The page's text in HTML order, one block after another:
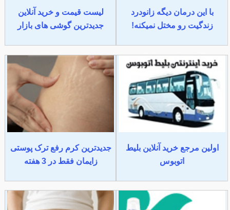
با این درمان دیگه زانودرد
زندگیت رو مختل نمیکنه!
لیست قیمت و خرید آنلاین
جدیدترین گوشی های بازار
اولین مرجع خرید آنلاین بلیط
اتوبوس
جدیدترین کرم رفع ترک پوستی
زایمان فقط در 3 هفته